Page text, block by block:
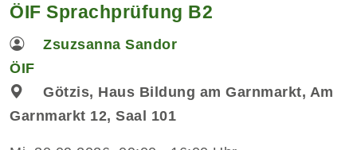
ÖIF Sprachprüfung B2
Zsuzsanna Sandor
ÖIF
Götzis, Haus Bildung am Garnmarkt, Am
Garnmarkt 12, Saal 101